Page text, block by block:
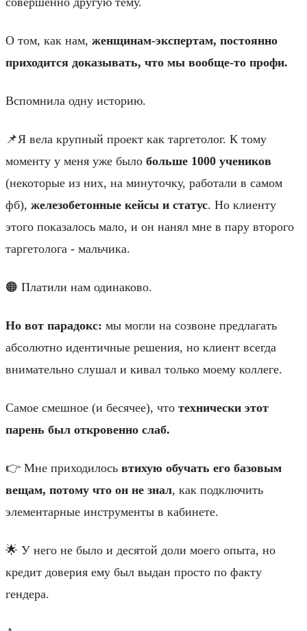
О том, как нам, женщинам-экспертам, постоянно
приходится доказывать, что мы вообще-то профи.
Вспомнила одну историю.
📌Я вела крупный проект как таргетолог. К тому
моменту у меня уже было больше 1000 учеников
(некоторые из них, на минуточку, работали в самом
фб), железобетонные кейсы и статус. Но клиенту
этого показалось мало, и он нанял мне в пару второго
таргетолога - мальчика.
🟠 Платили нам одинаково.
Но вот парадокс: мы могли на созвоне предлагать
абсолютно идентичные решения, но клиент всегда
внимательно слушал и кивал только моему коллеге.
Самое смешное (и бесячее), что технически этот
парень был откровенно слаб.
👉 Мне приходилось втихую обучать его базовым
вещам, потому что он не знал, как подключить
элементарные инструменты в кабинете.
🌟 У него не было и десятой доли моего опыта, но
кредит доверия ему был выдан просто по факту
гендера.